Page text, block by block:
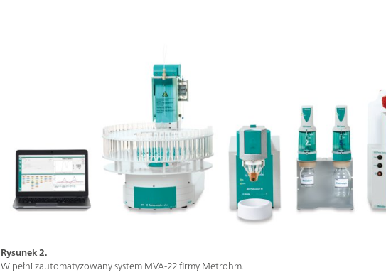
Rysunek 2.
W pełni zautomatyzowany system MVA-22 firmy Metrohm.